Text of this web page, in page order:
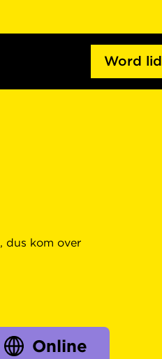
Word lid
dus kom over
Online